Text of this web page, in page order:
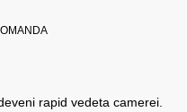
rapid vedeta camerei.